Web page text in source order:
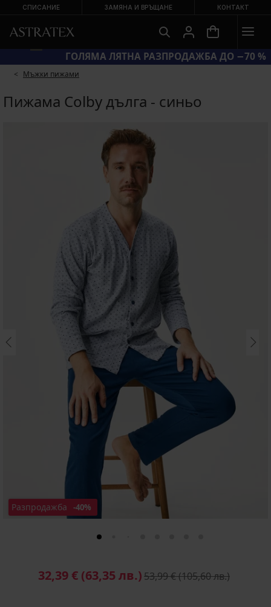
СПИСАНИЕ ЗАМЯНА И ВРЪЩАНЕ КОНТАКТ
ГОЛЯМА ЛЯТНА РАЗПРОДАЖБА ДО −70 %
Мъжки пижами
Пижама Colby дълга - синьо
Разпродажба -40%
32,39 € (63,35 лв.)53,99 €(105,60 лв.)